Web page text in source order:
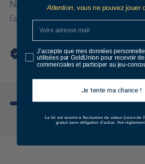
Napoléon, très bon état, très bien
l'arrivée à mon domicile. Nickel.
Thierry Ben Defor
Attention , vous ne pouvez jouer
J’accepte que mes données
utilisées par GoldUnion pour recevoir
commerciales et participer au jeu-
Je tente ma chance !
Le lot est soumis à fluctuation de valeur (cours de
gratuit sans obligation d’achat. Voir